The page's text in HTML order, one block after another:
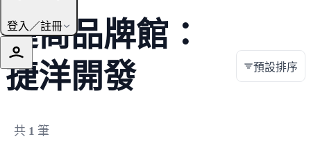
登入／註冊
建商品牌館：
捷洋開發
共 1 筆
預設排序